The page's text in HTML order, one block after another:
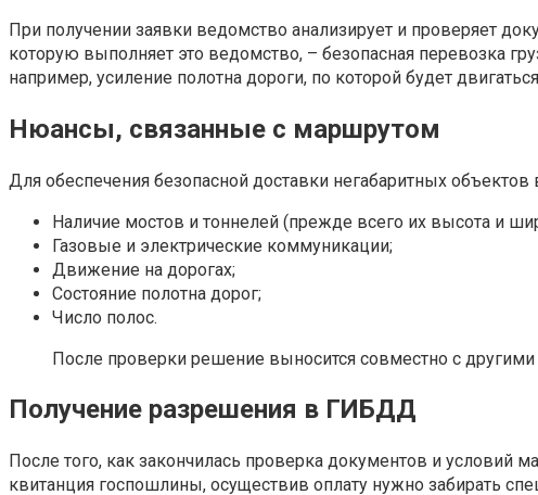
При получении заявки ведомство анализирует и проверяет
которую выполняет это ведомство, – безопасная перевозка
например, усиление полотна дороги, по которой будет
Нюансы, связанные с маршрутом
Для обеспечения безопасной доставки негабаритных
Наличие мостов и тоннелей (прежде всего их высота и
Газовые и электрические коммуникации;
Движение на дорогах;
Состояние полотна дорог;
Число полос.
После проверки решение выносится совместно с
Получение разрешения в ГИБДД
После того, как закончилась проверка документов и
квитанция госпошлины, осуществив оплату нужно забирать